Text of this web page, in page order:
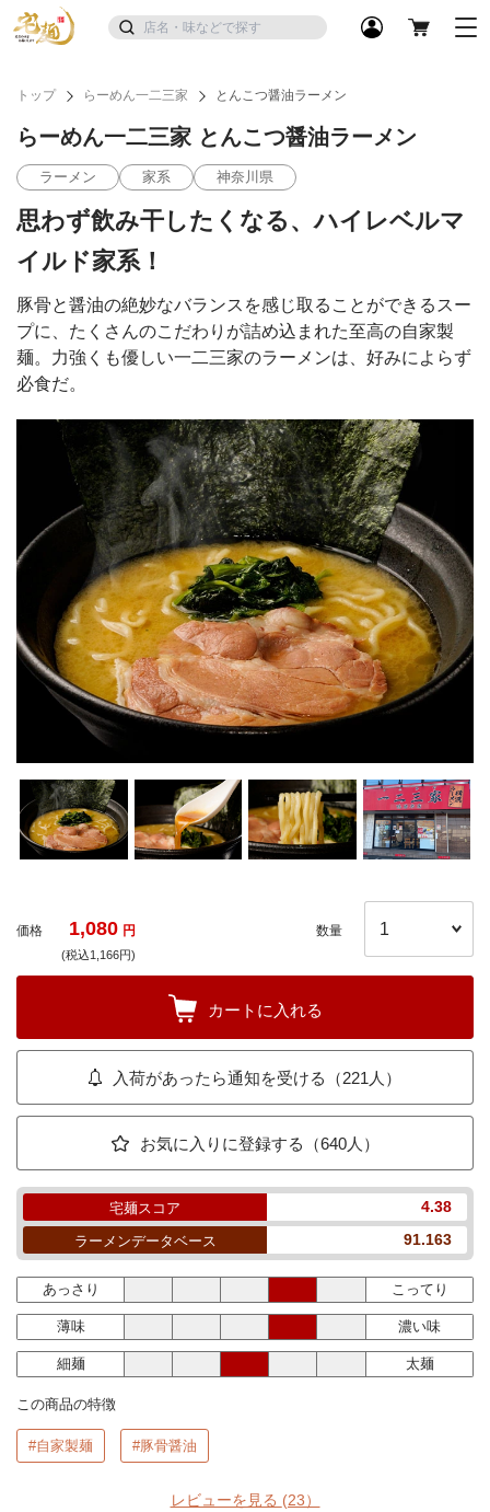
トップ らーめん一二三家 とんこつ醤油ラーメン
らーめん一二三家 とんこつ醤油ラーメン
ラーメン 家系 神奈川県
思わず飲み干したくなる、ハイレベルマ
イルド家系！
豚骨と醤油の絶妙なバランスを感じ取ることができるスー
プに、たくさんのこだわりが詰め込まれた至高の自家製
麺。力強くも優しい一二三家のラーメンは、好みによらず
必食だ。
価格 1,080 円
(税込1,166円)
数量
カートに入れる
入荷があったら通知を受ける（221人）
お気に入りに登録する（640人）
宅麺スコア 4.38
ラーメンデータベース 91.163
あっさり こってり
薄味 濃い味
細麺 太麺
この商品の特徴
#自家製麺 #豚骨醤油
レビューを見る (23）